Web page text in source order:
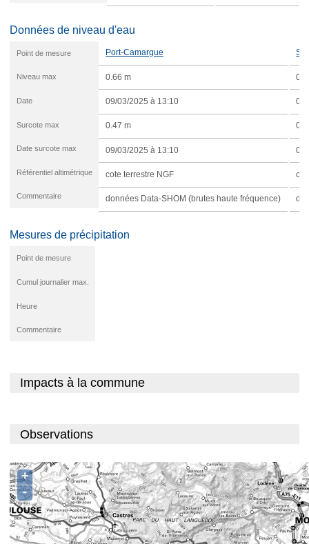
Données de niveau d'eau
Point de mesure
Niveau max
Date
Surcote max
Date surcote max
Référentiel altimétrique
Commentaire
Port-Camargue
0.66 m
09/03/2025 à 13:10
0.47 m
09/03/2025 à 13:10
cote terrestre NGF
données Data-SHOM (brutes haute fréquence)
Mesures de précipitation
Point de mesure
Cumul journalier max.
Heure
Commentaire
Impacts à la commune
Observations
+
-